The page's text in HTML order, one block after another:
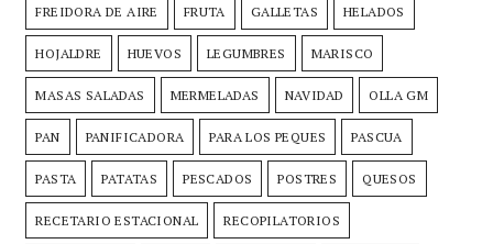
FREIDORA DE AIRE FRUTA GALLETAS HELADOS
HOJALDRE HUEVOS LEGUMBRES MARISCO
MASAS SALADAS MERMELADAS NAVIDAD OLLA GM
PAN PANIFICADORA PARA LOS PEQUES PASCUA
PASTA PATATAS PESCADOS POSTRES QUESOS
RECETARIO ESTACIONAL RECOPILATORIOS